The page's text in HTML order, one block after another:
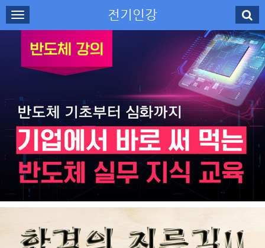
전기인강
로그인
수강신청
강사소개
고객센터
무료강의